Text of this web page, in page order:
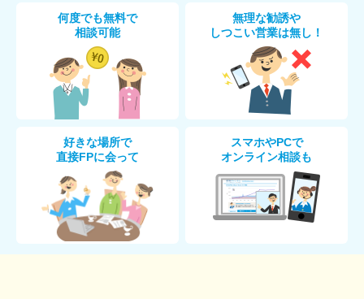
何度でも無料で
相談可能
無理な勧誘や
しつこい営業は無し！
好きな場所で
直接FPに会って
スマホやPCで
オンライン相談も